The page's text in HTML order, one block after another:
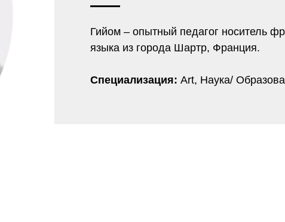
Гийом – опытный педагог носитель
языка из города Шартр, Франция.
Специализация: Art, Наука/